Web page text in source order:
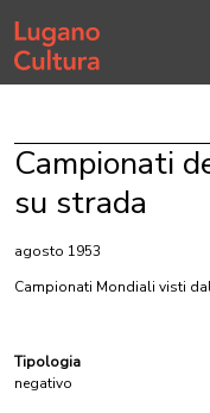
Home page
Campionati
su strada
agosto 1953
Campionati Mondiali visti
Tipologia
negativo